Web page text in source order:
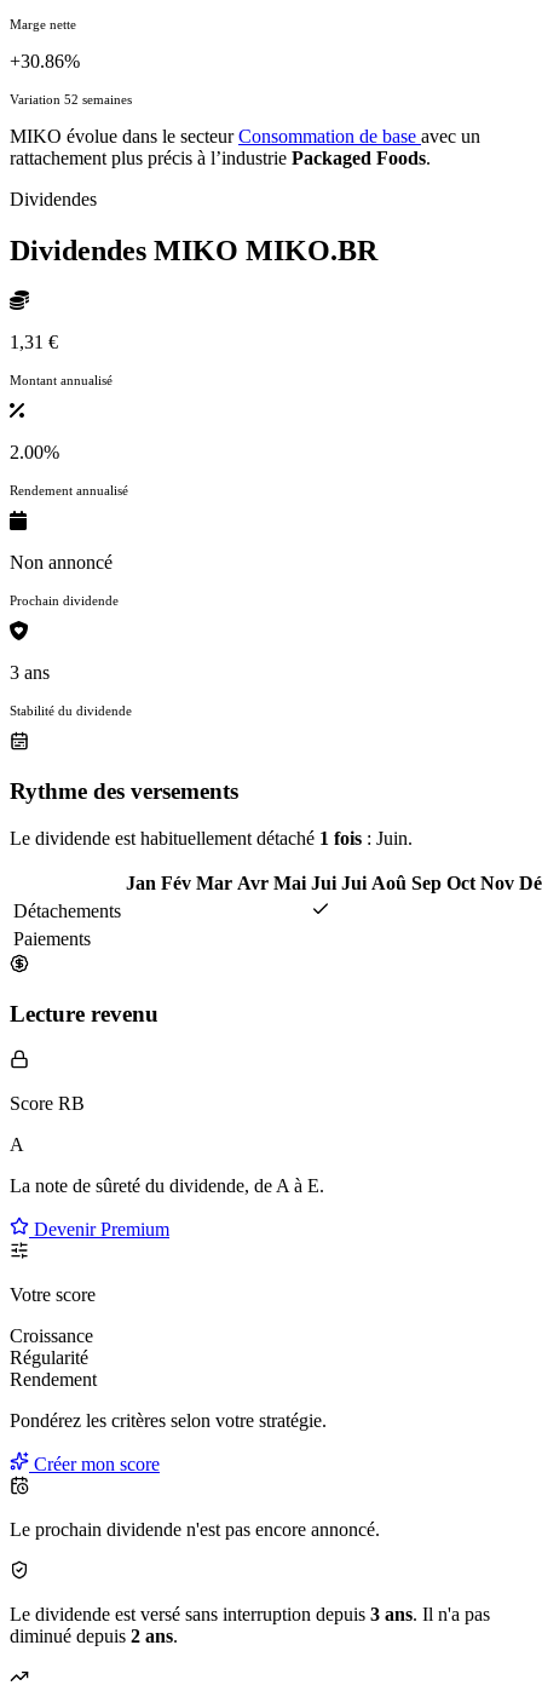
Marge nette
+30.86%
Variation 52 semaines
MIKO évolue dans le secteurConsommation de base avec un
rattachement plus précis à l’industrie Packaged Foods.
Dividendes
Dividendes MIKO MIKO.BR
1,31 €
Montant annualisé
2.00%
Rendement annualisé
Non annoncé
Prochain dividende
3 ans
Stabilité du dividende
Rythme des versements
Le dividende est habituellement détaché 1 fois : Juin.
Jan Fév Mar Avr Mai Jui Jui Aoû Sep Oct Nov
Détachements
Paiements
Lecture revenu
Score RB
A
La note de sûreté du dividende, de A à E.
Devenir Premium
Votre score
Croissance
Régularité
Rendement
Pondérez les critères selon votre stratégie.
Créer mon score
Le prochain dividende n'est pas encore annoncé.
Le dividende est versé sans interruption depuis 3 ans. Il n'a pas
diminué depuis 2 ans.